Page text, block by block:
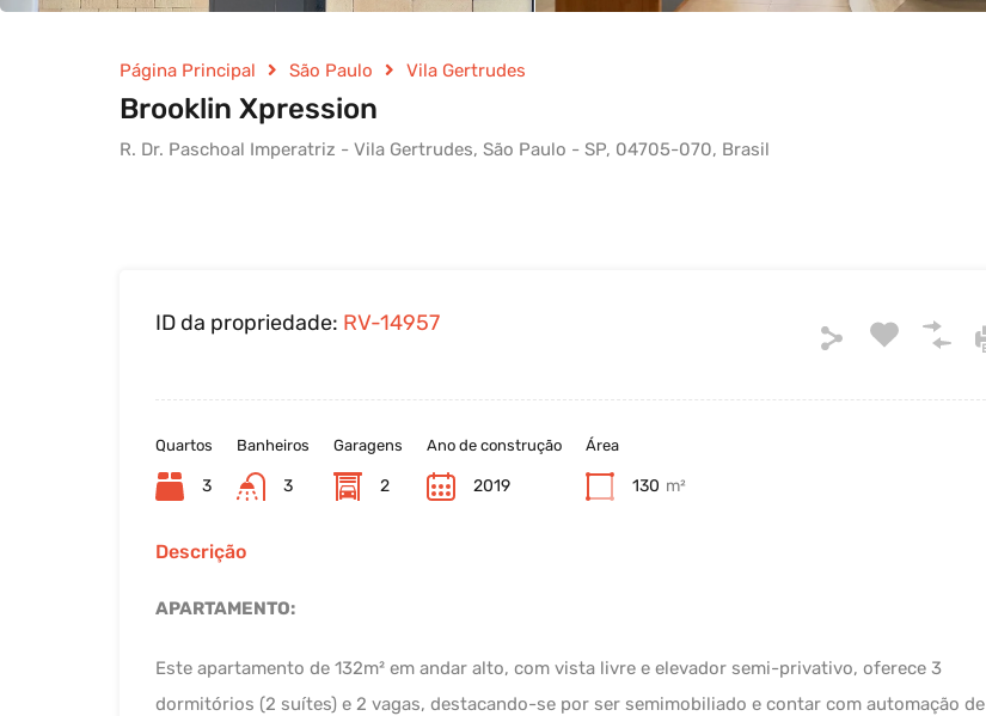
Página Principal São Paulo Vila Gertrudes
Brooklin Xpression
R. Dr. Paschoal Imperatriz - Vila Gertrudes, São Paulo - SP, 04705-070, Brasil
ID da propriedade: RV-14957
Quartos
3
Banheiros
3
Garagens
2
Ano de construção
2019
Área
130 m²
Descrição
APARTAMENTO:
Este apartamento de 132m² em andar alto, com vista livre e elevador semi-privativo, oferece 3
dormitórios (2 suítes) e 2 vagas, destacando-se por ser semimobiliado e contar com automação de